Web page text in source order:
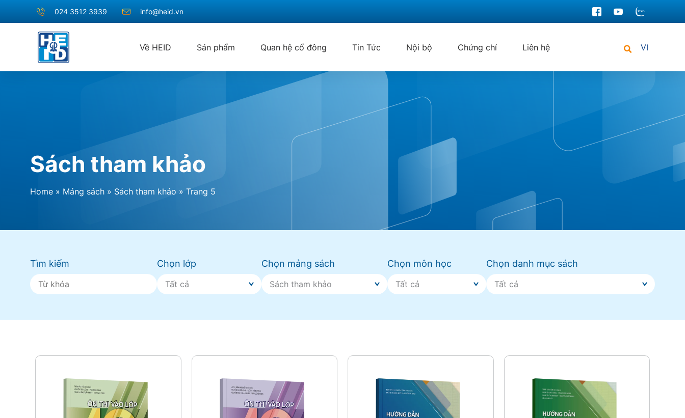
024 3512 3939 info@heid.vn
Về HEID Sản phẩm Quan hệ cổ đông Tin Tức Nội bộ Chứng chỉ Liên hệ VI
Sách tham khảo
Home » Mảng sách » Sách tham khảo » Trang 5
Tìm kiếm Chọn lớp Chọn mảng sách Chọn môn học Chọn danh mục sách